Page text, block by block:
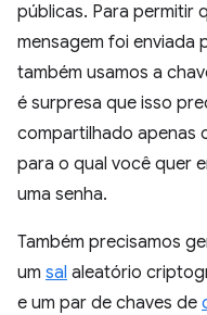
públicas. Para permitir
mensagem foi enviada
também usamos a
é surpresa que isso
compartilhado apenas
para o qual você quer
uma senha.
Também precisamos
um sal aleatório
e um par de chaves de